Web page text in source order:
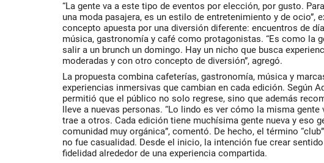
“La gente va a este tipo de eventos por elección, por gusto.
una moda pasajera, es un estilo de entretenimiento y de ocio”,
concepto apuesta por una diversión diferente: encuentros de
música, gastronomía y café como protagonistas. “Es como la
salir a un brunch un domingo. Hay un nicho que busca
moderadas y con otro concepto de diversión”, agregó.
La propuesta combina cafeterías, gastronomía, música y
experiencias inmersivas que cambian en cada edición. Según
permitió que el público no solo regrese, sino que además
lleve a nuevas personas. “Lo lindo es ver cómo la misma gente
trae a otros. Cada edición tiene muchísima gente nueva y eso
comunidad muy orgánica”, comentó. De hecho, el término
no fue casualidad. Desde el inicio, la intención fue crear
fidelidad alrededor de una experiencia compartida.